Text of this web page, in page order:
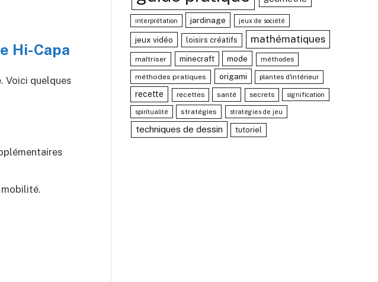
Hi-Capa
Voici quelques
interprétation jardinage jeux de société
jeux vidéo loisirs créatifs mathématiques
maîtriser minecraft mode méthodes
méthodes pratiques origami plantes d'intérieur
recette recettes santé secrets signification
spiritualité stratégies stratégies de jeu
techniques de dessin tutoriel